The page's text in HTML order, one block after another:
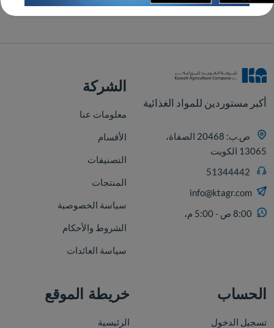
أكبر مستوردين للمواد الغذائية
ص.ب: 20468 الصفاة،
13065 الكويت
info@ktagr.com
8:00 ص - 5:00 م،
الشركة
معلومات عنا
الأقسام
التصنيفات
المنتجات
سياسة الخصوصية
الشروط والأحكام
سياسة العائدات
الحساب
تسجيل الدخول
خريطة الموقع
الرئيسية